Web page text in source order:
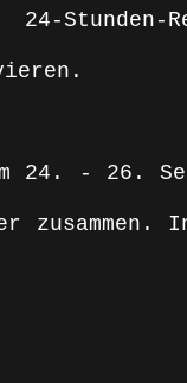
Stunden-
- 26.